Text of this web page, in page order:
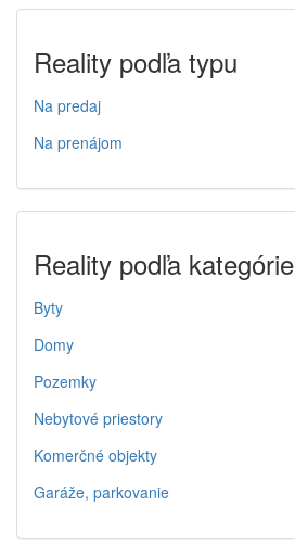
Reality podľa typu
Na predaj
Na prenájom
Reality podľa kategórie
Byty
Domy
Pozemky
Nebytové priestory
Komerčné objekty
Garáže, parkovanie